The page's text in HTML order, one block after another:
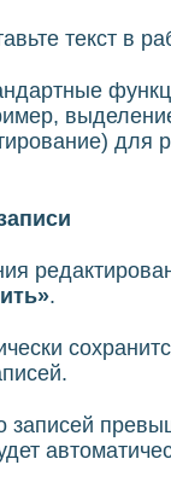
текст в
для
.
записей